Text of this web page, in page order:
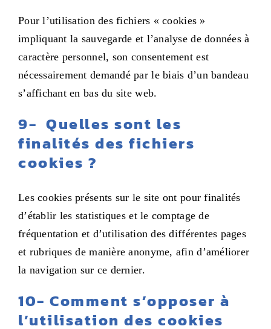
Pour l’utilisation des fichiers « cookies »
impliquant la sauvegarde et l’analyse de données à
caractère personnel, son consentement est
nécessairement demandé par le biais d’un bandeau
s’affichant en bas du site web.
9- Quelles sont les
finalités des fichiers
cookies ?
Les cookies présents sur le site ont pour finalités
d’établir les statistiques et le comptage de
fréquentation et d’utilisation des différentes pages
et rubriques de manière anonyme, afin d’améliorer
la navigation sur ce dernier.
10- Comment s’opposer à
l’utilisation des cookies